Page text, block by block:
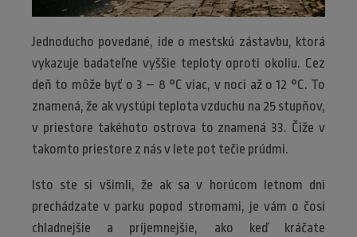
Jednoducho povedané, ide o mestskú zástavbu, ktorá
vykazuje badateľne vyššie teploty oproti okoliu. Cez
deň to môže byť o 3 – 8 °C viac, v noci až o 12 °C. To
znamená, že ak vystúpi teplota vzduchu na 25 stupňov,
v priestore takéhoto ostrova to znamená 33. Čiže v
takomto priestore z nás v lete pot tečie prúdmi.
Isto ste si všimli, že ak sa v horúcom letnom dni
prechádzate v parku popod stromami, je vám o čosi
chladnejšie a príjemnejšie, ako keď kráčate